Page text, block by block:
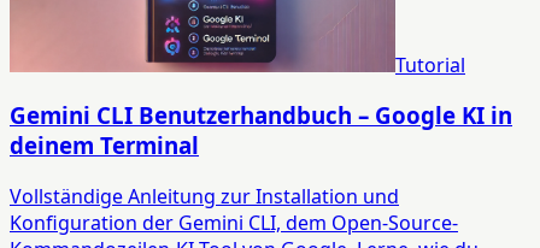
Tutorial
Gemini CLI Benutzerhandbuch – Google KI in
deinem Terminal
Vollständige Anleitung zur Installation und
Konfiguration der Gemini CLI, dem Open-Source-